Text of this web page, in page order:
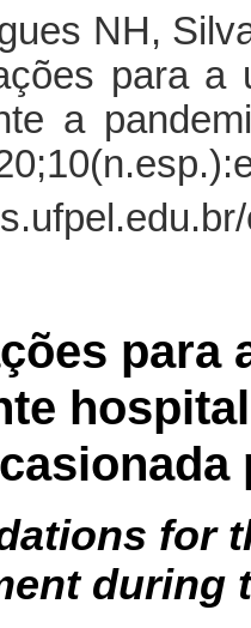
NH,
para a
a
para
for
during